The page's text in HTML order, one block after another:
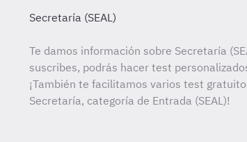
Secretaría (SEAL)
Te damos información sobre Secretaría
suscribes, podrás hacer test
¡También te facilitamos varios test
Secretaría, categoría de Entrada (SEAL)!